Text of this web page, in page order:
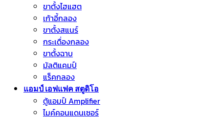
ขาตั้งไฮแฮต
เก้าอี้กลอง
ขาตั้งสแนร์
กระเดื่องกลอง
ขาตั้งฉาบ
มัลติแคมป์
แร็คกลอง
แอมป์ เอฟแฟค สตูดิโอ
ตู้แอมป์ Amplifier
ไมค์คอนแดนเซอร์